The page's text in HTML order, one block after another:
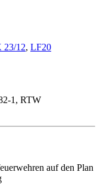
23/12, LF20
1, RTW
auf den Plan